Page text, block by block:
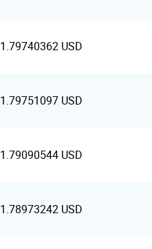
1.79740362 USD
1.79751097 USD
1.79090544 USD
1.78973242 USD